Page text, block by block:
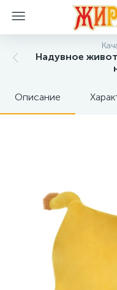
Надувное
Описание